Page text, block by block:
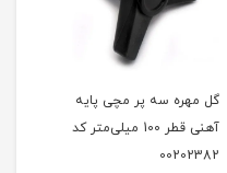
گل مهره سه پر مچی پایه
آهنی قطر 100 میلی‌متر کد
00202382